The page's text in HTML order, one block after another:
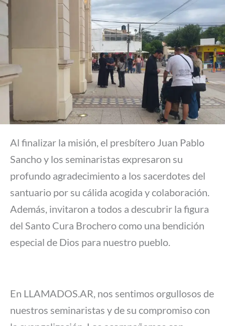
Al finalizar la misión, el presbítero Juan Pablo
Sancho y los seminaristas expresaron su
profundo agradecimiento a los sacerdotes del
santuario por su cálida acogida y colaboración.
Además, invitaron a todos a descubrir la figura
del Santo Cura Brochero como una bendición
especial de Dios para nuestro pueblo.
En LLAMADOS.AR, nos sentimos orgullosos de
nuestros seminaristas y de su compromiso con